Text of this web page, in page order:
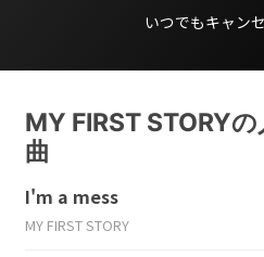
いつでもキャン
MY FIRST STORY
曲
I'm a mess
MY FIRST STORY